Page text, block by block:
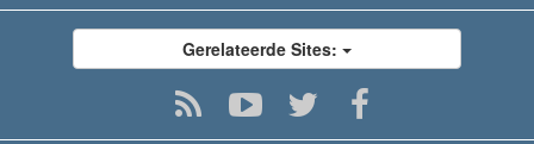
Gerelateerde Sites: